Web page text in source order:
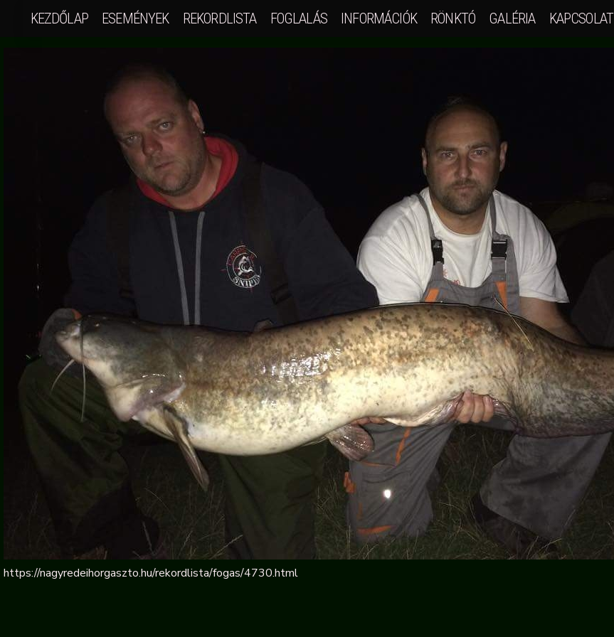
KEZDŐLAP ESEMÉNYEK REKORDLISTA FOGLALÁS INFORMÁCIÓK RÖNKTÓ GALÉRIA KAPCSOLAT
https://nagyredeihorgaszto.hu/rekordlista/fogas/4730.html